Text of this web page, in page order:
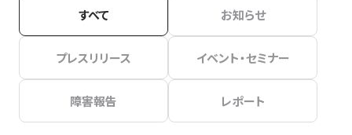
すべて お知らせ
プレスリリース イベント・セミナー
障害報告 レポート